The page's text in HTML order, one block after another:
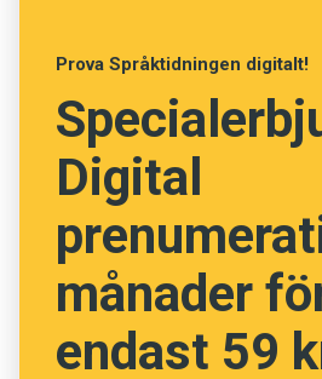
Prova Språktidningen digitalt!
Digital
månader
endast 59